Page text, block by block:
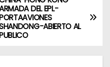
DEL EPL-
ABIERTO AL